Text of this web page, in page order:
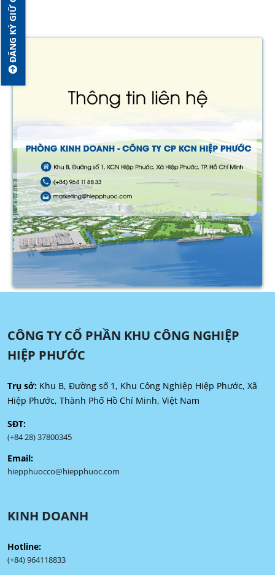
ĐĂNG KÝ GIỮ CHỖ
CÔNG TY CỔ PHẦN KHU CÔNG NGHIỆP
HIỆP PHƯỚC
Trụ sở: Khu B, Đường số 1, Khu Công Nghiệp Hiệp Phước, Xã
Hiệp Phước, Thành Phố Hồ Chí Minh, Việt Nam
SĐT:
(+84 28) 37800345
Email:
hiepphuocco@hiepphuoc.com
KINH DOANH
Hotline:
(+84) 964118833